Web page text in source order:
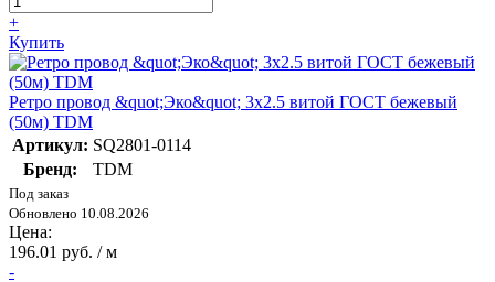
+
Купить
Ретро провод &quot;Эко&quot; 3х2.5 витой ГОСТ бежевый
(50м) TDM
Артикул: SQ2801-0114
Бренд:
TDM
Под заказ
Обновлено 10.08.2026
Цена:
196.01 руб. / м
-